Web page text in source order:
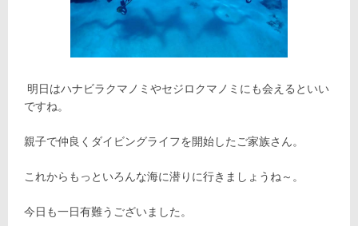
明日はハナビラクマノミやセジロクマノミにも会えるといい
ですね。
親子で仲良くダイビングライフを開始したご家族さん。
これからもっといろんな海に潜りに行きましょうね～。
今日も一日有難うございました。